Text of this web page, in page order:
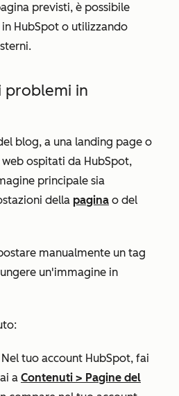
previsti, è possibile
HubSpot o utilizzando
problemi in
blog, a una landing page o
ospitati da HubSpot,
principale sia
della pagina o del
manualmente un tag
un'immagine in
Nel tuo account HubSpot, fai
a Contenuti > Pagine del